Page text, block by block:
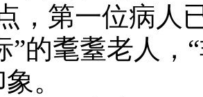
，第一位病人
”的耄耋老人，
。